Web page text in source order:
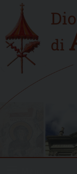
content
Home
new